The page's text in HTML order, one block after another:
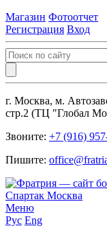
Магазин Фотоотчет
Регистрация Вход
г. Москва, м.
стр.2 (ТЦ "Глобал
Звоните: +7 (916)
Пишите:
Меню
Рус Eng